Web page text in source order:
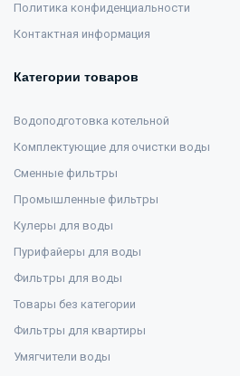
Политика конфиденциальности
Контактная информация
Категории товаров
Водоподготовка котельной
Комплектующие для очистки воды
Сменные фильтры
Промышленные фильтры
Кулеры для воды
Пурифайеры для воды
Фильтры для воды
Товары без категории
Фильтры для квартиры
Умягчители воды